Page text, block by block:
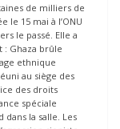
de milliers de
le 15 mai à l’ONU
le passé. Elle a
: Ghaza brûle
ethnique
au siège des
des droits
spéciale
la salle. Les